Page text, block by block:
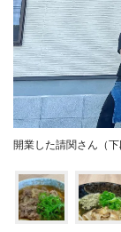
開業した請関さん（